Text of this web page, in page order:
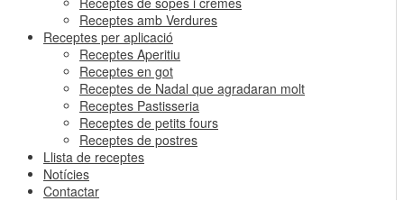
Receptes amb Verdures
Receptes per aplicació
Receptes Aperitiu
Receptes en got
Receptes de Nadal que agradaran molt
Receptes Pastisseria
Receptes de petits fours
Receptes de postres
Llista de receptes
Notícies
Contactar